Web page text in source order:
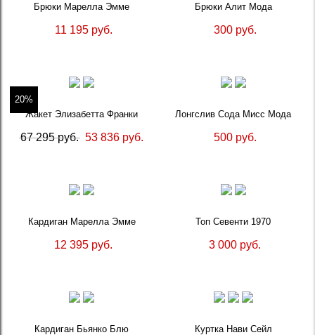
Брюки Марелла Эмме
11 195 руб.
Брюки Алит Мода
300 руб.
20%
Жакет Элизабетта Франки
67 295 руб. 53 836 руб.
Лонгслив Сода Мисс Мода
500 руб.
Кардиган Марелла Эмме
12 395 руб.
Топ Севенти 1970
3 000 руб.
Кардиган Бьянко Блю Куртка Нави Сейл